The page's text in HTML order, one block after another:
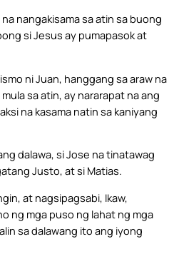
nangakisama sa atin sa buong
si Jesus ay pumapasok at
ni Juan, hanggang sa araw na
sa atin, ay nararapat na ang
na kasama natin sa kaniyang
dalawa, si Jose na tinatawag
Justo, at si Matias.
at nagsipagsabi, Ikaw,
ng mga puso ng lahat ng mga
sa dalawang ito ang iyong